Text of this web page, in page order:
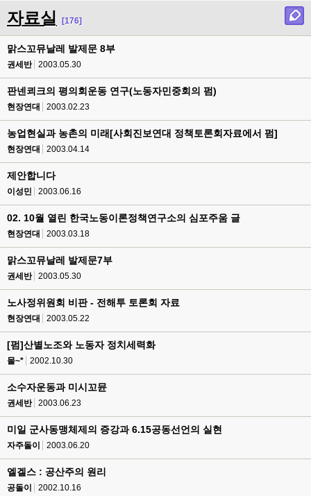
자료실 [176]
맑스꼬뮤날레 발제문 8부
권세반 2003.05.30
판넨쾨크의 평의회운동 연구(노동자민중회의 펌)
현장연대 2003.02.23
농업현실과 농촌의 미래[사회진보연대 정책토론회자료에서 펌]
현장연대 2003.04.14
제안합니다
이성민 2003.06.16
02. 10월 열린 한국노동이론정책연구소의 심포주움 글
현장연대 2003.03.18
맑스꼬뮤날레 발제문7부
권세반 2003.05.30
노사정위원회 비판 - 전해투 토론회 자료
현장연대 2003.05.22
[펌]산별노조와 노동자 정치세력화
몰~* 2002.10.30
소수자운동과 미시꼬뮨
권세반 2003.06.23
미일 군사동맹체제의 증강과 6.15공동선언의 실현
자주돌이 2003.06.20
엘겔스 : 공산주의 원리
공돌이 2002.10.16